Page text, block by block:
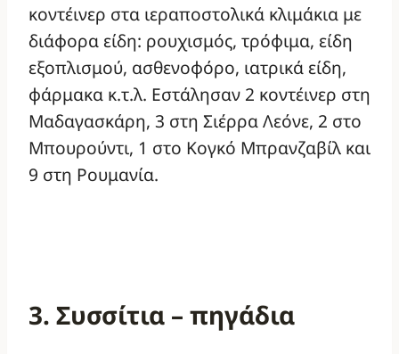
κοντέινερ στα ιεραποστολικά κλιμάκια με
διάφορα είδη: ρουχισμός, τρόφιμα, είδη
εξοπλισμού, ασθενοφόρο, ιατρικά είδη,
φάρμακα κ.τ.λ. Εστάλησαν 2 κοντέινερ στη
Μαδαγασκάρη, 3 στη Σιέρρα Λεόνε, 2 στο
Μπουρούντι, 1 στο Κογκό Μπρανζαβίλ και
9 στη Ρουμανία.
3. Συσσίτια – πηγάδια